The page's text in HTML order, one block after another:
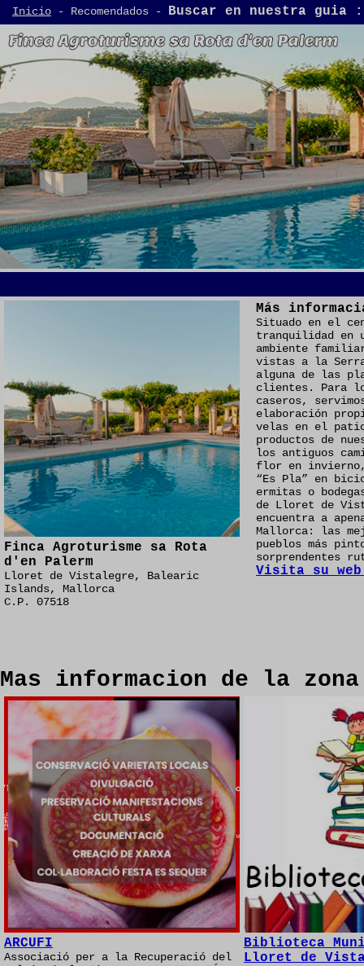
Inicio - Recomendados - Buscar en nuestra guia :
Finca Agroturisme sa Rota
d'en Palerm
Lloret de Vistalegre, Balearic
Islands, Mallorca
C.P. 07518
Más
Situado en el
tranquilidad en
ambiente
vistas a la
alguna de las
clientes. Para
caseros,
elaboración
velas en el
productos de
los antiguos
flor en invierno,
“Es Pla” en
ermitas o
de Lloret de
encuentra a
Mallorca: las
pueblos más
sorprendentes
Visita su web
Mas informacion de la zona
ARCUFI
Associació per a la Recuperació del
Biblioteca
Lloret de